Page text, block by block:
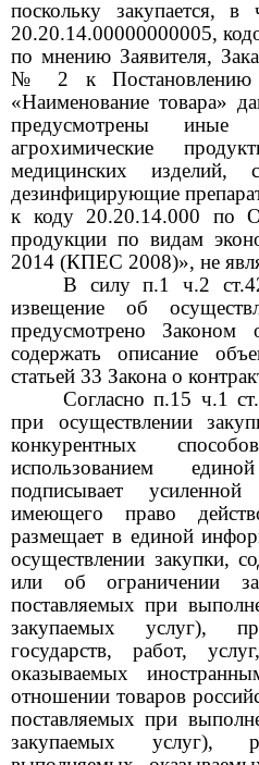
поскольку закупается,
20.20.14.00000000005,
по мнению Заявителя,
№ 2 к
«Наименование товара»
предусмотрены иные
агрохимические
медицинских изделий,
дезинфицирующие
к коду 20.20.14.000 по
продукции по видам
2014 (КПЕС 2008)», не
В силу п.1 ч.2
извещение об
предусмотрено Законом
содержать описание
статьей 33 Закона о
Согласно п.15 ч.1
при осуществлении
конкурентных
использованием
подписывает
имеющего право
размещает в единой
осуществлении закупки,
или об ограничении
поставляемых при
закупаемых услуг),
государств, работ,
оказываемых
отношении товаров
поставляемых при
закупаемых услуг),